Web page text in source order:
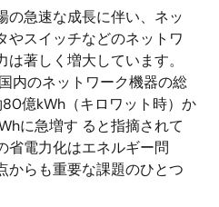
急速な成長に伴い、ネッ
やスイッチなどのネットワ
著しく増大しています。
内のネットワーク機器の総
億kWh（キロワット時）か
に急増す ると指摘されて
省電力化はエネルギー問
からも重要な課題のひとつ